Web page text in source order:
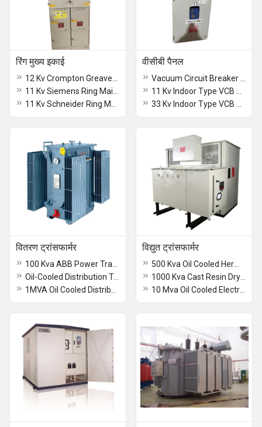
रिंग मुख्य इकाई वीसीबी पैनल
वितरण ट्रांसफार्मर
Oil-Cooled Distribution Transformer
विद्युत ट्रांसफार्मर